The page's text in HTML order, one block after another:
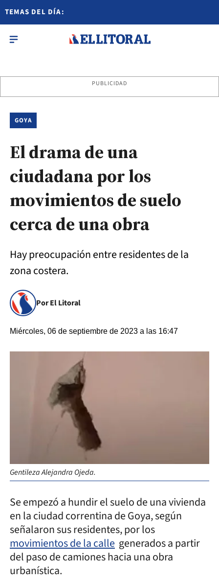
TEMAS DEL DÍA:
PUBLICIDAD
GOYA
El drama de una
ciudadana por los
movimientos de suelo
cerca de una obra
Hay preocupación entre residentes de la
zona costera.
Por El Litoral
Miércoles, 06 de septiembre de 2023 a las 16:47
Gentileza Alejandra Ojeda.
Se empezó a hundir el suelo de una vivienda
en la ciudad correntina de Goya, según
señalaron sus residentes, por los
movimientos de la calle generados a partir
del paso de camiones hacia una obra
urbanística.